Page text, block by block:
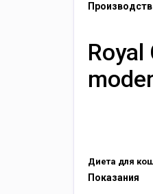
Диета для
Показания